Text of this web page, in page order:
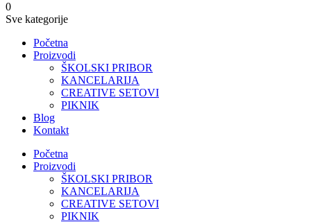
0
Sve kategorije
Početna
Proizvodi
ŠKOLSKI PRIBOR
KANCELARIJA
CREATIVE SETOVI
PIKNIK
Blog
Kontakt
Početna
Proizvodi
ŠKOLSKI PRIBOR
KANCELARIJA
CREATIVE SETOVI
PIKNIK